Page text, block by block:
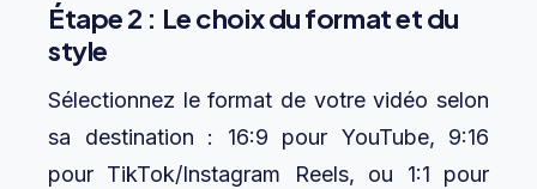
Étape 2 : Le choix du format et du
style
Sélectionnez le format de votre vidéo selon
sa destination : 16:9 pour YouTube, 9:16
pour TikTok/Instagram Reels, ou 1:1 pour